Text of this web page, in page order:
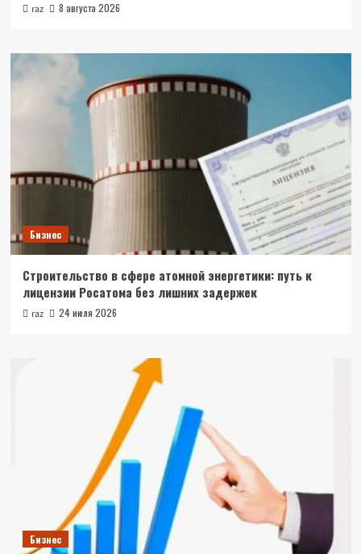
raz 8 августа 2026
Бизнес
Строительство в сфере атомной энергетики: путь к
лицензии Росатома без лишних задержек
raz 24 июля 2026
Бизнес